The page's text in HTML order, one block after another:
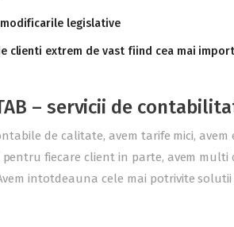
legislative
clienti extrem de vast fiind cea mai
– servicii de
de calitate, avem tarife mici,
fiecare client in parte, avem multi
intotdeauna cele mai potrivite